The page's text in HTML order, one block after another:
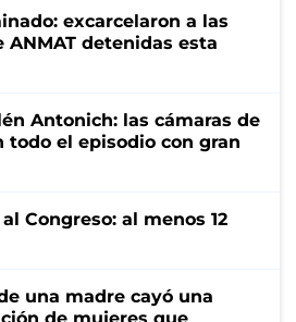
excarcelaron a las
detenidas esta
Antonich: las cámaras de
todo el episodio con gran
Congreso: al menos 12
una madre cayó una